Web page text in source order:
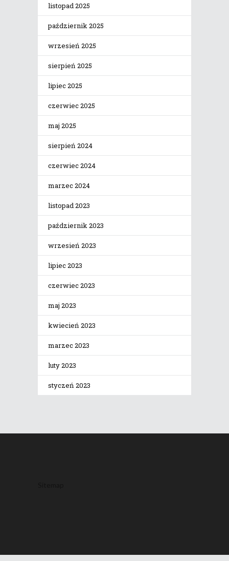
listopad 2025
październik 2025
wrzesień 2025
sierpień 2025
lipiec 2025
czerwiec 2025
maj 2025
sierpień 2024
czerwiec 2024
marzec 2024
listopad 2023
październik 2023
wrzesień 2023
lipiec 2023
czerwiec 2023
maj 2023
kwiecień 2023
marzec 2023
luty 2023
styczeń 2023